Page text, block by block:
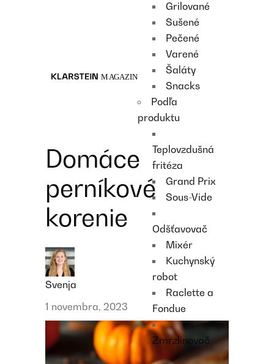
Grilované
Sušené
Pečené
Varené
Šaláty
Snacks
Podľa
produktu
Teplovzdušná
fritéza
Grand Prix
Sous-Vide
Odšťavovač
Mixér
Kuchynský
robot
Raclette a
Fondue
Zmrzlinovač
Domáce
perníkové
korenie
Svenja
1 novembra, 2023